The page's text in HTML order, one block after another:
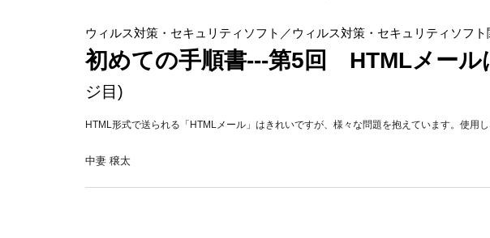
ウィルス対策・セキュリティソフト ／ウィルス対策・セキュリティソフト
初めての手順書---第5回 HTMLメール
ジ目)
HTML形式で送られる「HTMLメール」はきれいですが、様々な問題を抱えています。使用し
中妻 穣太